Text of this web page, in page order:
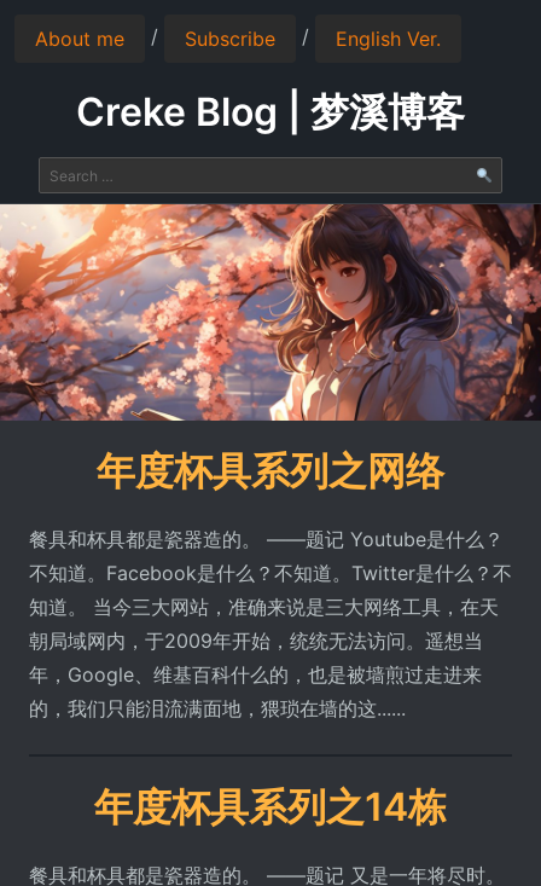
About me / Subscribe / English Ver.
Creke Blog | 梦溪博客
年度杯具系列之网络
餐具和杯具都是瓷器造的。 ——题记 Youtube是什么？
不知道。Facebook是什么？不知道。Twitter是什么？不
知道。 当今三大网站，准确来说是三大网络工具，在天
朝局域网内，于2009年开始，统统无法访问。遥想当
年，Google、维基百科什么的，也是被墙煎过走进来
的，我们只能泪流满面地，猥琐在墙的这......
年度杯具系列之14栋
餐具和杯具都是瓷器造的。 ——题记 又是一年将尽时。